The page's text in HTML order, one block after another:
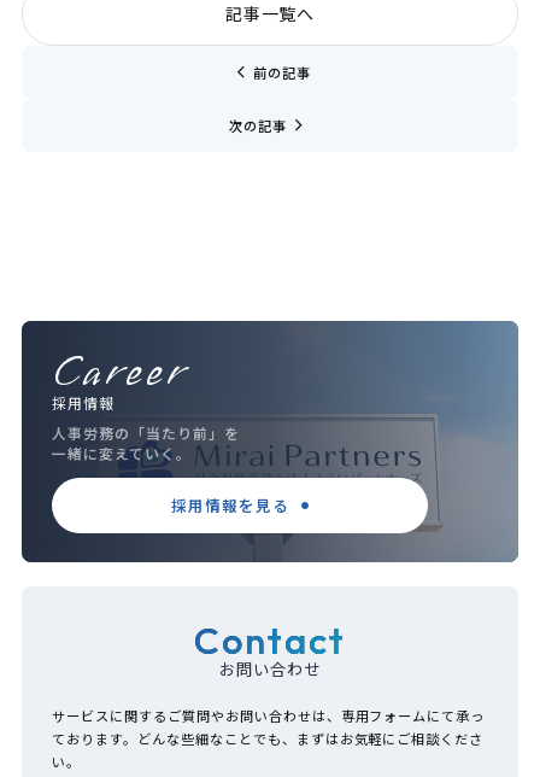
chevron_left 前の記事
記事一覧へ
次の記事 navigate_next
Career
採用情報
人事労務の「当たり前」を
一緒に変えていく。
採用情報を見る
Contact
お問い合わせ
サービスに関するご質問やお問い合わせは、専用フォームにて承っ
ております。どんな些細なことでも、まずはお気軽にご相談くださ
い。